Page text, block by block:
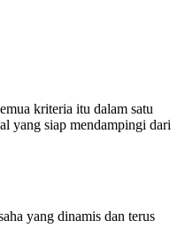
kriteria itu dalam satu
yang siap mendampingi dari
yang dinamis dan terus